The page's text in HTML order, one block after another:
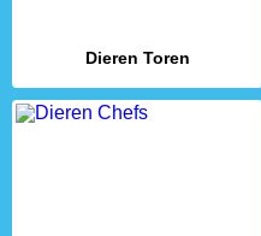
Dieren Toren